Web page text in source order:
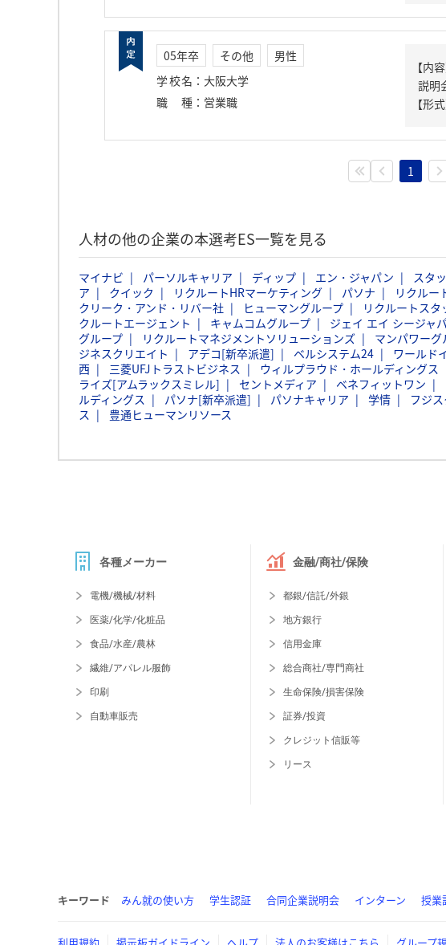
05年卒 その他
男性
学校名 ： 大阪大学
職種 ： 営業職
【内容
説明
【形式
1
人材の他の企業の本選考ES一覧を見る
マイナビ パーソルキャリア ディップ エン・ジャパン スタ
ア
クイック リクルートHRマーケティング パソナ リクルー
クリーク・アンド・リバー社
ヒューマングループ リクルートスタ
クルートエージェント
キャムコムグループ ジェイ エイ シージャ
グループ
リクルートマネジメントソリューションズ マンパワーグ
ジネスクリエイト
アデコ[新卒派遣] ベルシステム24 ワールド
西
三菱UFJトラストビジネス ウィルプラウド・ホールディングス
ライズ[アムラックスミレル]
セントメディア ベネフィットワン
ルディングス
パソナ[新卒派遣] パソナキャリア 学情 フジ
ス
豊通ヒューマンリソース
各種メーカー
電機/機械/材料
医薬/化学/化粧品
食品/水産/農林
繊維/アパレル服飾
印刷
自動車販売
金融/商社/保険
都銀/信託/外銀
地方銀行
信用金庫
総合商社/専門商社
生命保険/損害保険
証券/投資
クレジット信販等
リース
キーワード みん就の使い方 学生認証 合同企業説明会 インターン 授業